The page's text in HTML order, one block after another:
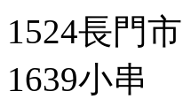
1524長門
1639小串